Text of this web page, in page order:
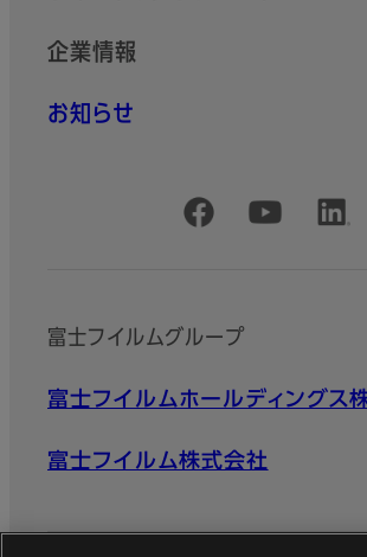
企業情報
お知らせ
公式SNSアカウント
富士フイルムグループ
富士フイルムホールディングス
富士フイルム株式会社